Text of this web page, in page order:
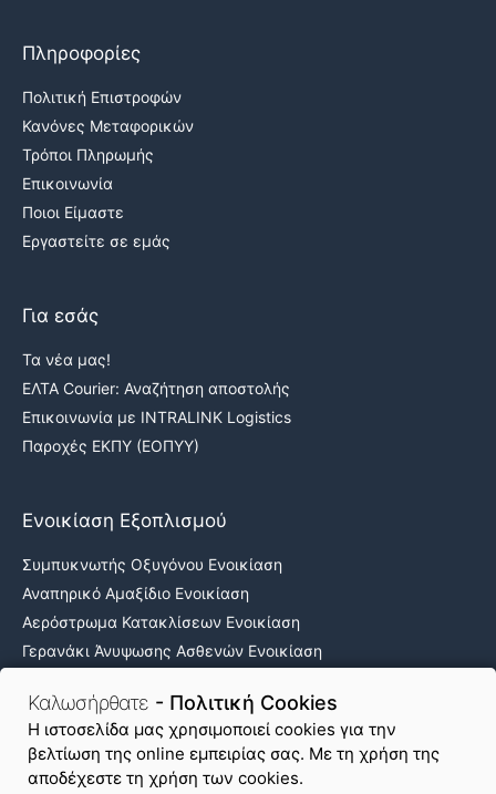
Καλωσήρθατε - Πολιτική Cookies
H ιστοσελίδα μας χρησιμοποιεί cookies για την
βελτίωση της online εμπειρίας σας. Με τη χρήση της
αποδέχεστε τη χρήση των cookies.
Πληροφορίες
Πολιτική Επιστροφών
Κανόνες Μεταφορικών
Τρόποι Πληρωμής
Επικοινωνία
Ποιοι Είμαστε
Εργαστείτε σε εμάς
Για εσάς
Τα νέα μας!
ΕΛΤΑ Courier: Αναζήτηση αποστολής
Επικοινωνία με INTRALINK Logistics
Παροχές ΕΚΠΥ (ΕΟΠΥΥ)
Ενοικίαση Εξοπλισμού
Συμπυκνωτής Οξυγόνου Ενοικίαση
Αναπηρικό Αμαξίδιο Ενοικίαση
Αερόστρωμα Κατακλίσεων Ενοικίαση
Γερανάκι Άνυψωσης Ασθενών Ενοικίαση
Όροι Χρήσης & Απόρρητο Πολιτική Cookies